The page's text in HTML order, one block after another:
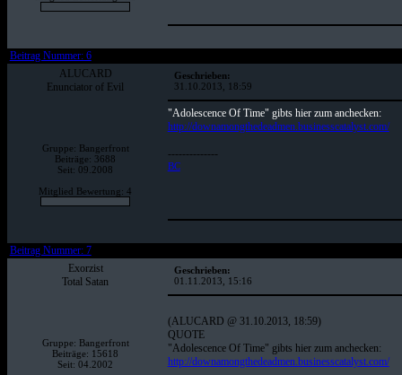
Beitrag Nummer: 6
ALUCARD
Enunciator of Evil
Gruppe: Bangerfront
Beiträge: 3688
Seit: 09.2008
Mitglied Bewertung: 4
Geschrieben:
31.10.2013, 18:59
"Adolescence Of Time" gibts hier zum anchecken:
http://downamongthedeadmen.businesscatalyst.com/
--------------
BC
Beitrag Nummer: 7
Exorzist
Total Satan
Gruppe: Bangerfront
Beiträge: 15618
Seit: 04.2002
Geschrieben:
01.11.2013, 15:16
(ALUCARD @ 31.10.2013, 18:59)
QUOTE
"Adolescence Of Time" gibts hier zum anchecken:
http://downamongthedeadmen.businesscatalyst.com/